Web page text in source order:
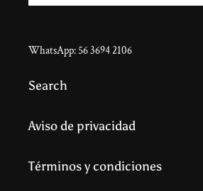
WhatsApp: 56 3694 2106
Search
Aviso de privacidad
Términos y condiciones